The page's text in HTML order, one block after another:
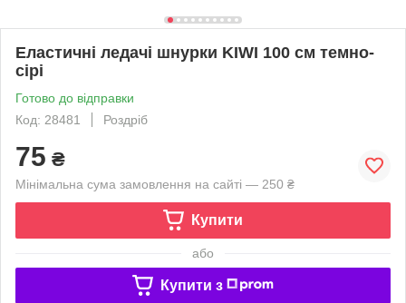
Еластичні ледачі шнурки KIWI 100 см темно-
сірі
Готово до відправки
Код: 28481
Роздріб
75 ₴
Мінімальна сума замовлення на сайті — 250 ₴
Купити
або
Купити з